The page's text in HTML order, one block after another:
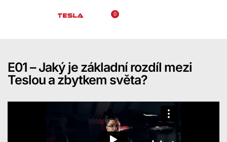
0
E01 – Jaký je základní rozdíl mezi
Teslou a zbytkem světa?